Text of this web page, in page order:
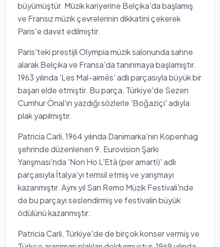
büyümüştür. Müzik kariyerine Belçika'da başlamış
ve Fransız müzik çevrelerinin dikkatini çekerek
Paris'e davet edilmiştir.
Paris'teki prestijli Olympia müzik salonunda sahne
alarak Belçika ve Fransa'da tanınmaya başlamıştır.
1963 yılında 'Les Mal-aimés' adlı parçasıyla büyük bir
başarı elde etmiştir. Bu parça, Türkiye'de Sezen
Cumhur Önal'ın yazdığı sözlerle 'Boğaziçi' adıyla
plak yapılmıştır.
Patricia Carli, 1964 yılında Danimarka'nın Kopenhag
şehrinde düzenlenen 9. Eurovision Şarkı
Yarışması'nda 'Non Ho L'Età (per amarti)' adlı
parçasıyla İtalya'yı temsil etmiş ve yarışmayı
kazanmıştır. Aynı yıl San Remo Müzik Festivali'nde
de bu parçayı seslendirmiş ve festivalin büyük
ödülünü kazanmıştır.
Patricia Carli, Türkiye'de de birçok konser vermiş ve